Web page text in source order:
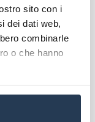
sito con i
dei dati web,
combinarle
o che hanno